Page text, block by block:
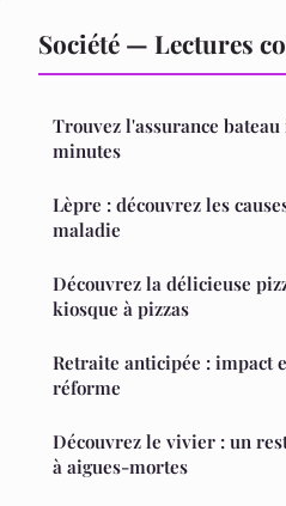
Société — Lectures
Trouvez l'assurance
minutes
Lèpre : découvrez les
maladie
Découvrez la délicieuse
kiosque à pizzas
Retraite anticipée : impact
réforme
Découvrez le vivier : un
à aigues-mortes